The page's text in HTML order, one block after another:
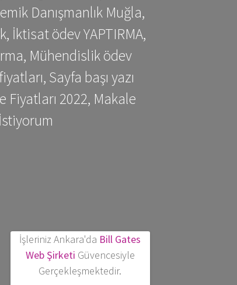
Danışmanlık Muğla,
İktisat ödev YAPTIRMA,
Mühendislik ödev
Sayfa başı yazı
Fiyatları 2022, Makale
İşleriniz Ankara'da Bill Gates
Web Şirketi Güvencesiyle
Gerçekleşmektedir.